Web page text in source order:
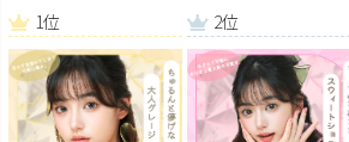
1位 2位